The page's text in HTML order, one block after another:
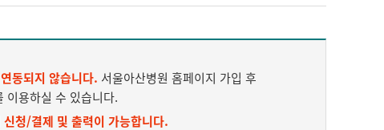
동되지 않습니다. 서울아산병원 홈페이지 가입 후
이용하실 수 있습니다.
청/결제 및 출력이 가능합니다.